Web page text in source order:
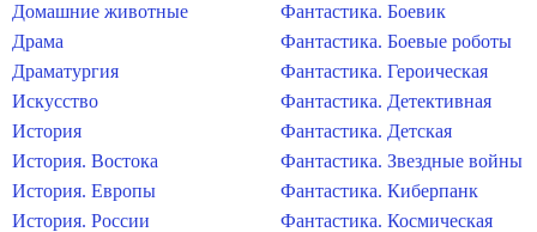
Домашние животные
Драма
Драматургия
Искусство
История
История. Востока
История. Европы
История. России
Фантастика. Боевик
Фантастика. Боевые роботы
Фантастика. Героическая
Фантастика. Детективная
Фантастика. Детская
Фантастика. Звездные войны
Фантастика. Киберпанк
Фантастика. Космическая